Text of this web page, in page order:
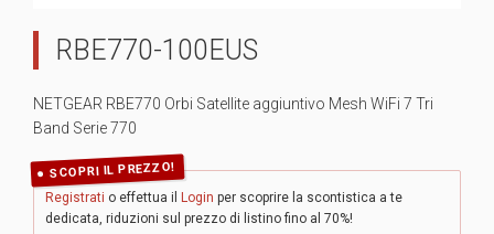
RBE770-100EUS
NETGEAR RBE770 Orbi Satellite aggiuntivo Mesh WiFi 7 Tri
Band Serie 770
SCOPRI IL PREZZO!
Registrati o effettua il Login per scoprire la scontistica a te
dedicata, riduzioni sul prezzo di listino fino al 70%!